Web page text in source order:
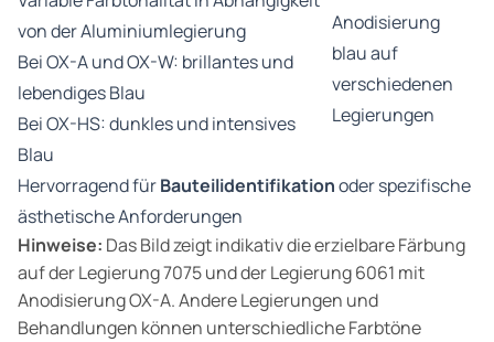
Anodisierung
blau auf
verschiedenen
Legierungen
von der Aluminiumlegierung
Bei OX-A und OX-W: brillantes und
lebendiges Blau
Bei OX-HS: dunkles und intensives
Blau
Hervorragend fürBauteilidentifikationoder spezifische
ästhetische Anforderungen
Hinweise: Das Bild zeigt indikativ die erzielbare Färbung
auf der Legierung 7075 und der Legierung 6061 mit
Anodisierung OX-A. Andere Legierungen und
Behandlungen können unterschiedliche Farbtöne